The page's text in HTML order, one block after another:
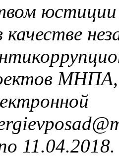
юстиции
МНПА,
11.04.2018.